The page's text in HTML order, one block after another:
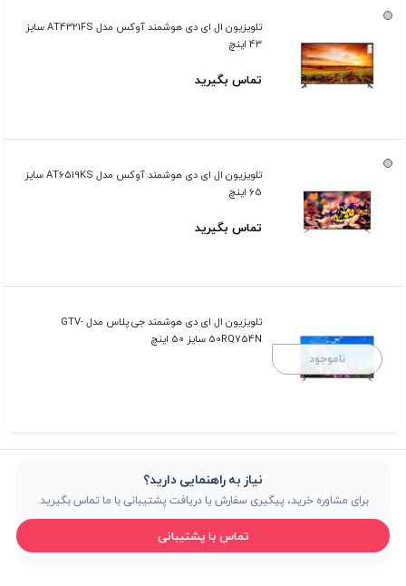
تلویزیون ال ای دی هوشمند آوکس مدل AT4321FS سایز
43 اینچ
تماس بگیرید
تلویزیون ال ای دی هوشمند آوکس مدل AT6519KS سایز
65 اینچ
تماس بگیرید
ناموجود
تلویزیون ال ای دی هوشمند جی پلاس مدل GTV-
50RQ754N سایز 50 اینچ
نیاز به راهنمایی دارید؟
برای مشاوره خرید، پیگیری سفارش یا دریافت پشتیبانی با ما تماس بگیرید.
تماس با پشتیبانی